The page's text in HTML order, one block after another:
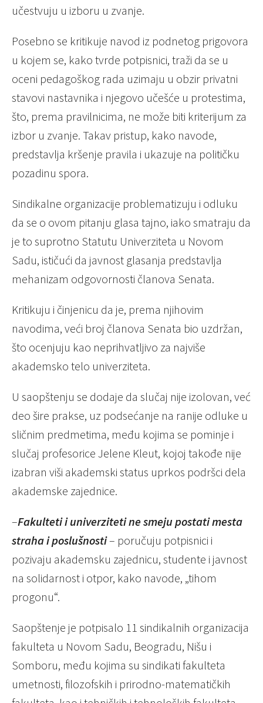
učestvuju u izboru u zvanje.
Posebno se kritikuje navod iz podnetog prigovora
u kojem se, kako tvrde potpisnici, traži da se u
oceni pedagoškog rada uzimaju u obzir privatni
stavovi nastavnika i njegovo učešće u protestima,
što, prema pravilnicima, ne može biti kriterijum za
izbor u zvanje. Takav pristup, kako navode,
predstavlja kršenje pravila i ukazuje na političku
pozadinu spora.
Sindikalne organizacije problematizuju i odluku
da se o ovom pitanju glasa tajno, iako smatraju da
je to suprotno Statutu Univerziteta u Novom
Sadu, ističući da javnost glasanja predstavlja
mehanizam odgovornosti članova Senata.
Kritikuju i činjenicu da je, prema njihovim
navodima, veći broj članova Senata bio uzdržan,
što ocenjuju kao neprihvatljivo za najviše
akademsko telo univerziteta.
U saopštenju se dodaje da slučaj nije izolovan, već
deo šire prakse, uz podsećanje na ranije odluke u
sličnim predmetima, među kojima se pominje i
slučaj profesorice Jelene Kleut, kojoj takođe nije
izabran viši akademski status uprkos podršci dela
akademske zajednice.
–Fakulteti i univerziteti ne smeju postati mesta
straha i poslušnosti– poručuju potpisnici i
pozivaju akademsku zajednicu, studente i javnost
na solidarnost i otpor, kako navode, „tihom
progonu“.
Saopštenje je potpisalo 11 sindikalnih organizacija
fakulteta u Novom Sadu, Beogradu, Nišu i
Somboru, među kojima su sindikati fakulteta
umetnosti, filozofskih i prirodno-matematičkih